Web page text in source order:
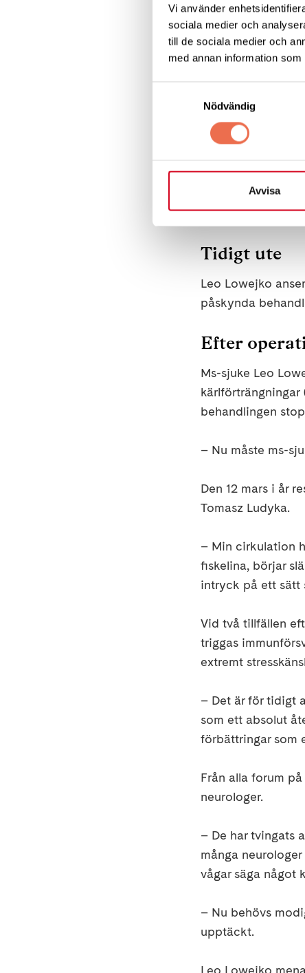
Vi använder
sociala medier och
till de sociala medier och
med annan information
Nödvändig
Avvisa
Nu har det gått
– Jag är glad om
förväntningarna
Fakta
CC SVI står för
Förträngningar
diagnostiseras
Tidigt ute
Leo Lowejko
påskynda
Efter
Ms-sjuke Leo
kärlförträngningar
behandlingen
– Nu måste ms-
Den 12 mars i år
Tomasz Ludyka.
– Min cirkulation
fiskelina, börjar
intryck på ett sätt
Vid två tillfällen
triggas
extremt
– Det är för tidigt
som ett absolut
förbättringar som
Från alla forum
neurologer.
– De har tvingats
många
vågar säga något
– Nu behövs
upptäckt.
Leo Lowejko